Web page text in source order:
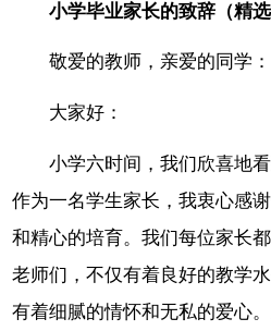
小学毕业家长的致辞（精选
敬爱的教师，亲爱的同学：
大家好：
小学六时间，我们欣喜地
作为一名学生家长，我衷心感
和精心的培育。我们每位家长
老师们，不仅有着良好的教学
有着细腻的情怀和无私的爱心